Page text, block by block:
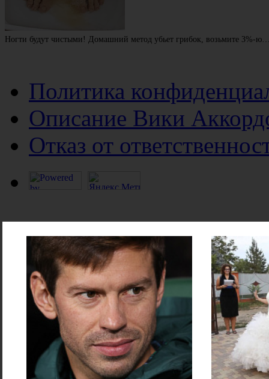
Ногти будут чистыми! Домашний метод убьет грибок, возьмите 3%-
Политика
Описание Вики
Отказ от